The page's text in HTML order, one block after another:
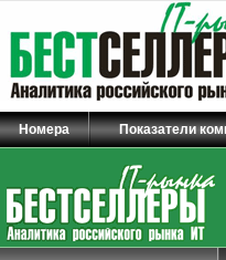
Номера Показатели